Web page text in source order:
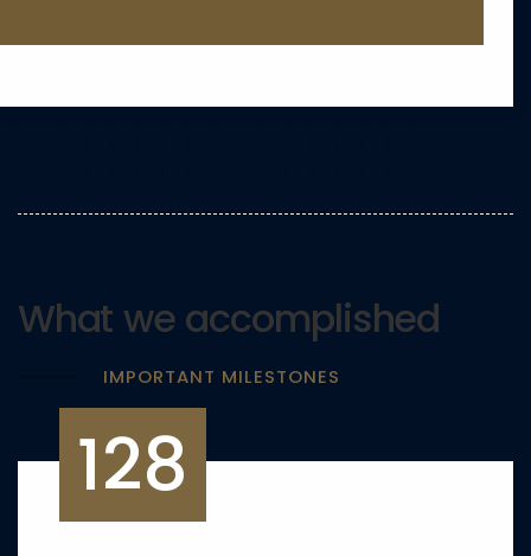
What we accomplished
IMPORTANT MILESTONES
128